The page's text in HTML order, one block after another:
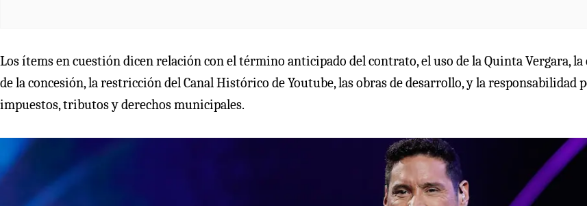
Los ítems en cuestión dicen relación con el término anticipado del contrato, el uso de la Quinta Vergara,
de la concesión, la restricción del Canal Histórico de Youtube, las obras de desarrollo, y la responsabilidad
impuestos, tributos y derechos municipales.